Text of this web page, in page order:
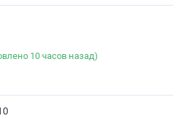
10 часов назад)